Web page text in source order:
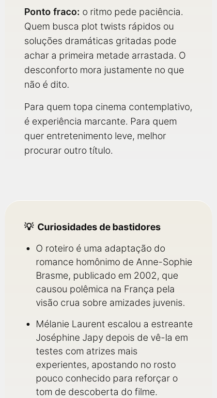
Ponto fraco: o ritmo pede paciência.
Quem busca plot twists rápidos ou
soluções dramáticas gritadas pode
achar a primeira metade arrastada. O
desconforto mora justamente no que
não é dito.
Para quem topa cinema contemplativo,
é experiência marcante. Para quem
quer entretenimento leve, melhor
procurar outro título.
Curiosidades de bastidores
O roteiro é uma adaptação do
romance homônimo de Anne-Sophie
Brasme, publicado em 2002, que
causou polêmica na França pela
visão crua sobre amizades juvenis.
Mélanie Laurent escalou a estreante
Joséphine Japy depois de vê-la em
testes com atrizes mais
experientes, apostando no rosto
pouco conhecido para reforçar o
tom de descoberta do filme.